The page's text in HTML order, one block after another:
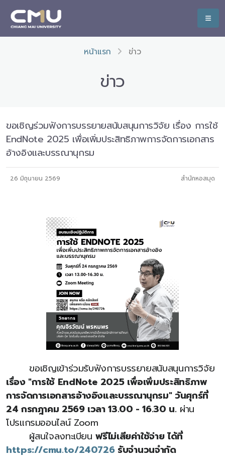
หน้าแรก ข่าว
ข่าว
ขอเชิญร่วมฟังการบรรยายสนับสนุนการวิจัย เรื่อง การใช้
EndNote 2025 เพื่อเพิ่มประสิทธิภาพการจัดการเอกสาร
อ้างอิงและบรรณานุกรม
26 มิถุนายน 2569 สำนักหอสมุด
ขอเชิญเข้าร่วมรับฟังการบรรยายสนับสนุนการวิจัย
เรื่อง "การใช้ EndNote 2025 เพื่อเพิ่มประสิทธิภาพ
การจัดการเอกสารอ้างอิงและบรรณานุกรม" วันศุกร์ที่
24 กรกฎาคม 2569 เวลา 13.00 - 16.30 น. ผ่าน
โปรแกรมออนไลน์ Zoom
ผู้สนใจลงทะเบียนฟรีไม่เสียค่าใช้จ่าย ได้ที่
https://cmu.to/240726รับจำนวนจำกัด